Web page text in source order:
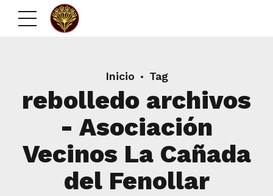
Inicio Tag
rebolledo archivos
- Asociación
Vecinos La Cañada
del Fenollar